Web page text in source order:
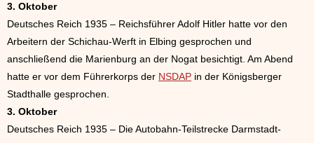
3. Oktober
Deutsches Reich 1935 – Reichsführer Adolf Hitler hatte vor den
Arbeitern der Schichau-Werft in Elbing gesprochen und
anschließend die Marienburg an der Nogat besichtigt. Am Abend
hatte er vor dem Führerkorps der NSDAP in der Königsberger
Stadthalle gesprochen.
3. Oktober
Deutsches Reich 1935 – Die Autobahn-Teilstrecke Darmstadt-